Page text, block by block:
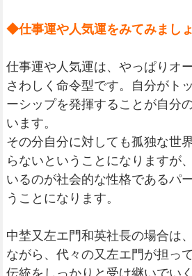
◆仕事運や人気運をみてみましょ
仕事運や人気運は、やっぱりオ
さわしく命令型です。自分がト
ーシップを発揮することが自分
います。
その分自分に対しても孤独な世
らないということになりますが
いるのが社会的な性格であるパ
うことになります。
中埜又左エ門和英社長の場合は
ながら、代々の又左エ門が担っ